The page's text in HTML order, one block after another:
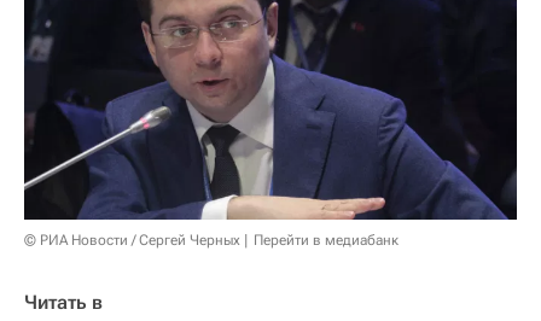
© РИА Новости / Сергей Черных Перейти в медиабанк
Читать в